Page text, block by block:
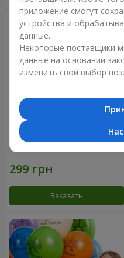
Коллекция шариков
"Веселый День Рождения" -
3 шарика
Заказать
приложение смогут
устройства и
данные.
Некоторые поставщики
данные на основании
изменить свой выбор